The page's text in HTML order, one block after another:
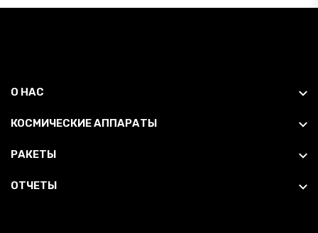
О НАС
КОСМИЧЕСКИЕ АППАРАТЫ
РАКЕТЫ
ОТЧЕТЫ